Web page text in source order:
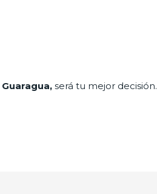
Guaragua,será tu mejor decisión.